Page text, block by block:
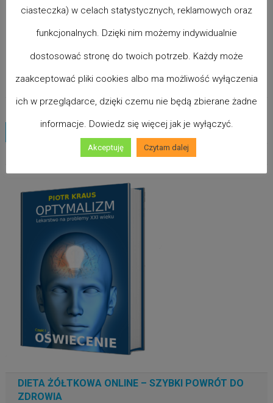
Zostaw Komentarz
Więcej...
NAWIGACJA
PO
ODKRYJ LEKARSTWO NA PROBLEMY XXI WIEKU
DIETA ŻÓŁTKOWA ONLINE – SZYBKI POWRÓT DO
ZDROWIA
ciasteczka) w celach statystycznych, reklamowych oraz
funkcjonalnych. Dzięki nim możemy indywidualnie
dostosować stronę do twoich potrzeb. Każdy może
zaakceptować pliki cookies albo ma możliwość wyłączenia
ich w przeglądarce, dzięki czemu nie będą zbierane żadne
informacje. Dowiedz się więcej jak je wyłączyć.
Akceptuję Czytam dalej